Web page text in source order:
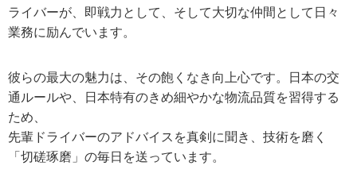
ライバーが、即戦力として、そして大切な仲間として日々
業務に励んでいます。
彼らの最大の魅力は、その飽くなき向上心です。日本の交
通ルールや、日本特有のきめ細やかな物流品質を習得する
ため、
先輩ドライバーのアドバイスを真剣に聞き、技術を磨く
「切磋琢磨」の毎日を送っています。